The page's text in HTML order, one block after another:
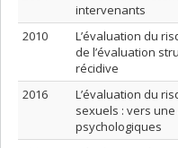
intervenants
2010
L’évaluation du
de l’évaluation
récidive
2016
L’évaluation du
sexuels : vers
psychologiques